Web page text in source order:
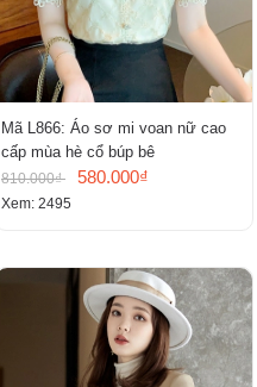
Mã L866: Áo sơ mi voan nữ cao
cấp mùa hè cổ búp bê
810.000₫ 580.000₫
Xem: 2495